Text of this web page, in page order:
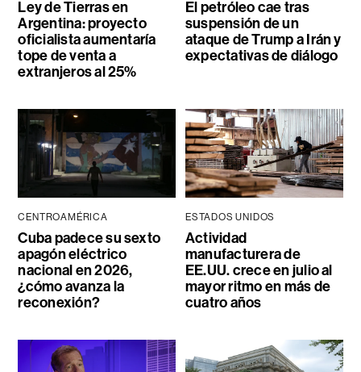
Ley de Tierras en
Argentina: proyecto
oficialista aumentaría
tope de venta a
extranjeros al 25%
El petróleo cae tras
suspensión de un
ataque de Trump a Irán y
expectativas de diálogo
CENTROAMÉRICA
Cuba padece su sexto
apagón eléctrico
nacional en 2026,
¿cómo avanza la
reconexión?
ESTADOS UNIDOS
Actividad
manufacturera de
EE.UU. crece en julio al
mayor ritmo en más de
cuatro años